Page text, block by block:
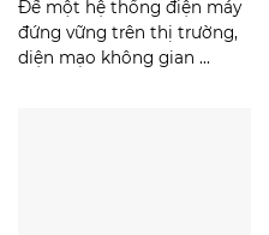
Để một hệ thống điện máy
đứng vững trên thị trường,
diện mạo không gian ...